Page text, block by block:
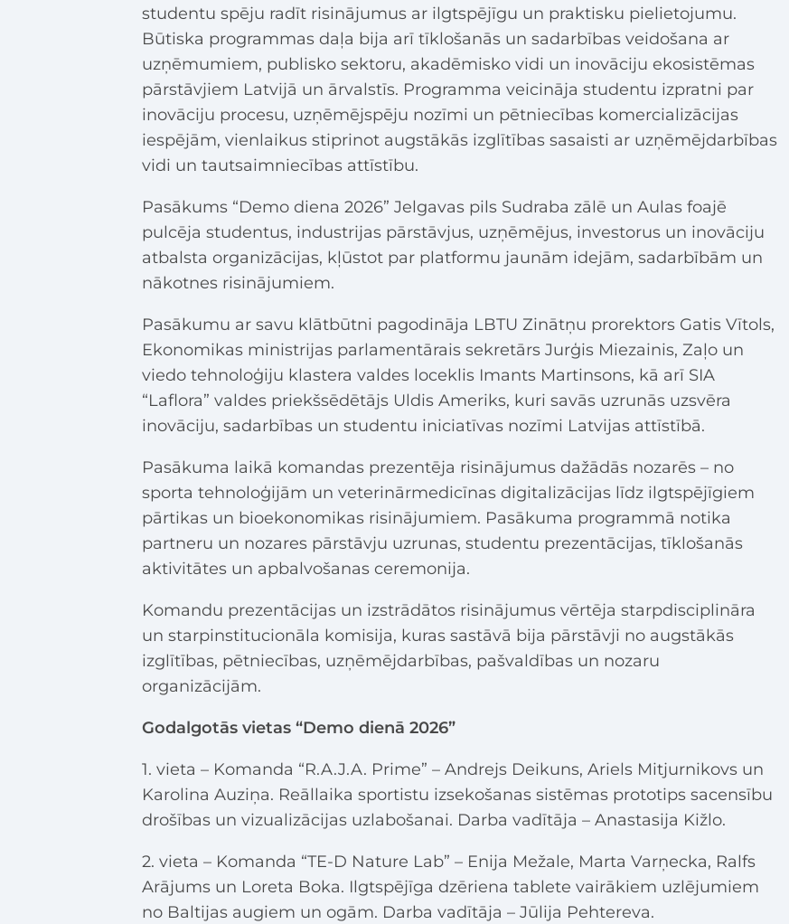
studentu spēju radīt risinājumus ar ilgtspējīgu un praktisku pielietojumu.
Būtiska programmas daļa bija arī tīklošanās un sadarbības veidošana ar
uzņēmumiem, publisko sektoru, akadēmisko vidi un inovāciju ekosistēmas
pārstāvjiem Latvijā un ārvalstīs. Programma veicināja studentu izpratni par
inovāciju procesu, uzņēmējspēju nozīmi un pētniecības komercializācijas
iespējām, vienlaikus stiprinot augstākās izglītības sasaisti ar uzņēmējdarbības
vidi un tautsaimniecības attīstību.
Pasākums “Demo diena 2026” Jelgavas pils Sudraba zālē un Aulas foajē
pulcēja studentus, industrijas pārstāvjus, uzņēmējus, investorus un inovāciju
atbalsta organizācijas, kļūstot par platformu jaunām idejām, sadarbībām un
nākotnes risinājumiem.
Pasākumu ar savu klātbūtni pagodināja LBTU Zinātņu prorektors Gatis Vītols,
Ekonomikas ministrijas parlamentārais sekretārs Jurģis Miezainis, Zaļo un
viedo tehnoloģiju klastera valdes loceklis Imants Martinsons, kā arī SIA
“Laflora” valdes priekšsēdētājs Uldis Ameriks, kuri savās uzrunās uzsvēra
inovāciju, sadarbības un studentu iniciatīvas nozīmi Latvijas attīstībā.
Pasākuma laikā komandas prezentēja risinājumus dažādās nozarēs – no
sporta tehnoloģijām un veterinārmedicīnas digitalizācijas līdz ilgtspējīgiem
pārtikas un bioekonomikas risinājumiem. Pasākuma programmā notika
partneru un nozares pārstāvju uzrunas, studentu prezentācijas, tīklošanās
aktivitātes un apbalvošanas ceremonija.
Komandu prezentācijas un izstrādātos risinājumus vērtēja starpdisciplināra
un starpinstitucionāla komisija, kuras sastāvā bija pārstāvji no augstākās
izglītības, pētniecības, uzņēmējdarbības, pašvaldības un nozaru
organizācijām.
Godalgotās vietas “Demo dienā 2026”
1. vieta – Komanda “R.A.J.A. Prime” – Andrejs Deikuns, Ariels Mitjurnikovs un
Karolina Auziņa. Reāllaika sportistu izsekošanas sistēmas prototips sacensību
drošības un vizualizācijas uzlabošanai. Darba vadītāja – Anastasija Kižlo.
2. vieta – Komanda “TE-D Nature Lab” – Enija Mežale, Marta Varņecka, Ralfs
Arājums un Loreta Boka. Ilgtspējīga dzēriena tablete vairākiem uzlējumiem
no Baltijas augiem un ogām. Darba vadītāja – Jūlija Pehtereva.